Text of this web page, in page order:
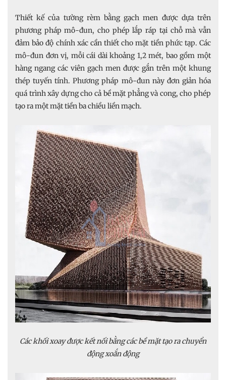
Thiết kế của tường rèm bằng gạch men được dựa trên
phương pháp mô-đun, cho phép lắp ráp tại chỗ mà vẫn
đảm bảo độ chính xác cần thiết cho mặt tiền phức tạp. Các
mô-đun đơn vị, mỗi cái dài khoảng 1,2 mét, bao gồm một
hàng ngang các viên gạch men được gắn trên một khung
thép tuyến tính. Phương pháp mô-đun này đơn giản hóa
quá trình xây dựng cho cả bề mặt phẳng và cong, cho phép
tạo ra một mặt tiền ba chiều liền mạch.
Các khối xoay được kết nối bằng các bề mặt tạo ra chuyển
động xoắn động